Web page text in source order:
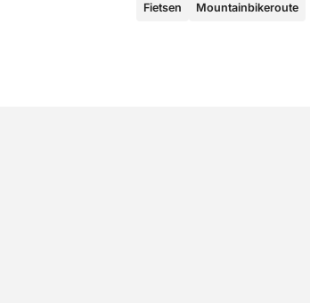
Fietsen Mountainbikeroute